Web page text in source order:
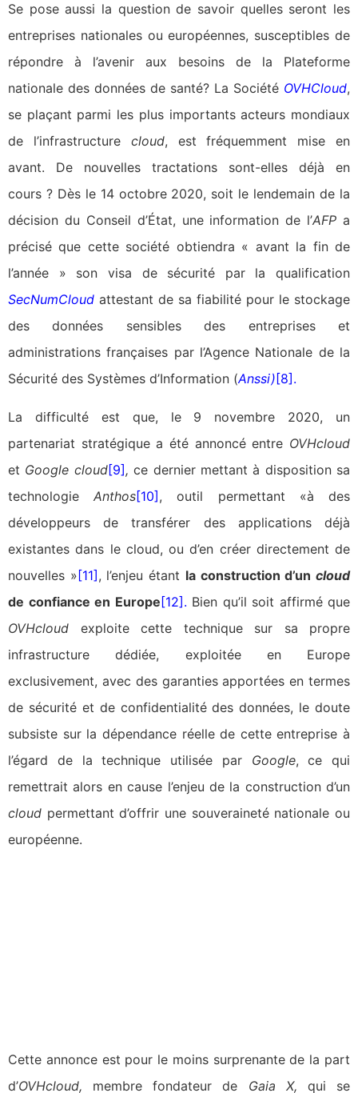
Se pose aussi la question de savoir quelles seront les
entreprises nationales ou européennes, susceptibles de
répondre à l’avenir aux besoins de la Plateforme
nationale des données de santé? La Société OVHCloud,
se plaçant parmi les plus importants acteurs mondiaux
de l’infrastructure cloud, est fréquemment mise en
avant. De nouvelles tractations sont-elles déjà en
cours ? Dès le 14 octobre 2020, soit le lendemain de la
décision du Conseil d’État, une information de l’AFP a
précisé que cette société obtiendra « avant la fin de
l’année » son visa de sécurité par la qualification
SecNumCloud attestant de sa fiabilité pour le stockage
des données sensibles des entreprises et
administrations françaises par l’Agence Nationale de la
Sécurité des Systèmes d’Information (Anssi) [8] .
La difficulté est que, le 9 novembre 2020, un
partenariat stratégique a été annoncé entre OVHcloud
et Google cloud[9], ce dernier mettant à disposition sa
technologieAnthos[10], outil permettant «à des
développeurs de transférer des applications déjà
existantes dans le cloud, ou d’en créer directement de
nouvelles »[11], l’enjeu étant la construction d’uncloud
de confiance en Europe[12]. Bien qu’il soit affirmé que
OVHcloud exploite cette technique sur sa propre
infrastructure dédiée, exploitée en Europe
exclusivement, avec des garanties apportées en termes
de sécurité et de confidentialité des données, le doute
subsiste sur la dépendance réelle de cette entreprise à
l’égard de la technique utilisée par Google, ce qui
remettrait alors en cause l’enjeu de la construction d’un
cloud permettant d’offrir une souveraineté nationale ou
européenne.
Cette annonce est pour le moins surprenante de la part
d’OVHcloud, membre fondateur de Gaia X, qui se